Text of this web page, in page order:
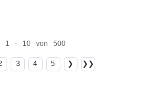
1 - 10 von 500
3 4 5 ❯ ❯❯